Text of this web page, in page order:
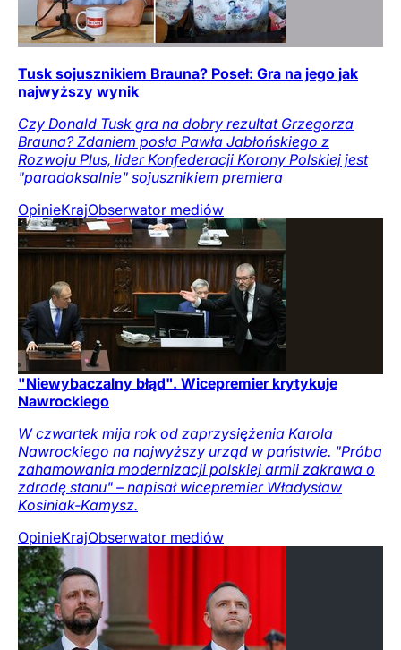
Tusk sojusznikiem Brauna? Poseł: Gra na jego jak
najwyższy wynik
Czy Donald Tusk gra na dobry rezultat Grzegorza
Brauna? Zdaniem posła Pawła Jabłońskiego z
Rozwoju Plus, lider Konfederacji Korony Polskiej jest
"paradoksalnie" sojusznikiem premiera
OpinieKrajObserwator mediów
"Niewybaczalny błąd". Wicepremier krytykuje
Nawrockiego
W czwartek mija rok od zaprzysiężenia Karola
Nawrockiego na najwyższy urząd w państwie. "Próba
zahamowania modernizacji polskiej armii zakrawa o
zdradę stanu" – napisał wicepremier Władysław
Kosiniak-Kamysz.
OpinieKrajObserwator mediów